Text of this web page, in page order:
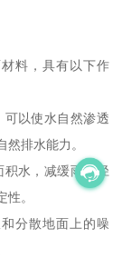
料，具有以下作
可以使水自然渗透
排水能力。
积水，减缓雨水径
。
分散地面上的噪